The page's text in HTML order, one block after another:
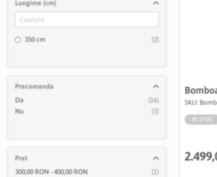
SKU:
IN STOC
Lungime (cm)
350 cm 2
articole
Precomanda
Da
16
articole
Nu
3
articole
Pret
300,00 RON-400,00 RON 1
articol